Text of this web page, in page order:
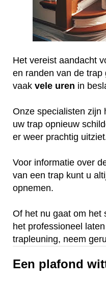
Het vereist aandacht
en randen van de
vaak vele uren in
Onze specialisten zijn
uw trap opnieuw
er weer prachtig
Voor informatie over
van een trap kunt u
opnemen.
Of het nu gaat om het
het professioneel
trapleuning, neem
Een plafond